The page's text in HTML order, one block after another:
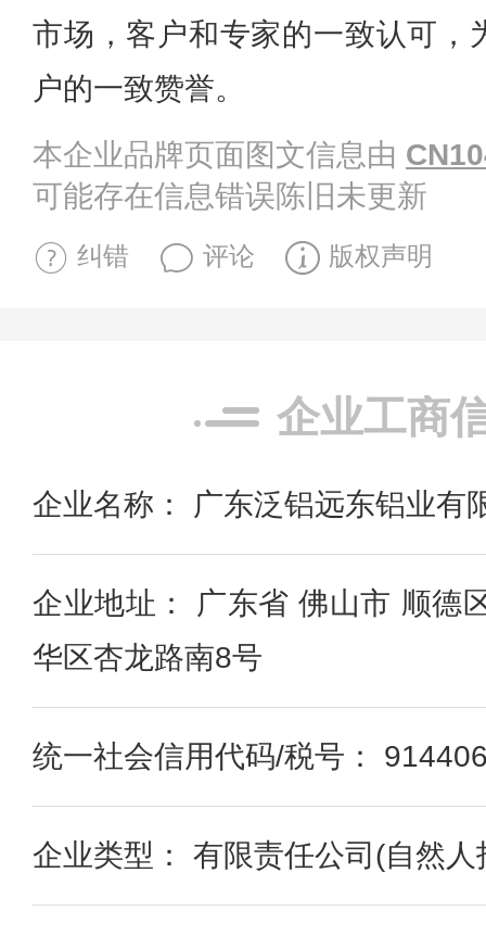
市场，客户和专家的一致认可，
户的一致赞誉。
本企业品牌页面图文信息由
可能存在信息错误陈旧未更新
纠错 评论 版权声明
企业工商
企业名称： 广东泛铝远东铝业有
企业地址： 广东省 佛山市 顺德
华区杏龙路南8号
统一社会信用代码/税号：
企业类型： 有限责任公司(自然人